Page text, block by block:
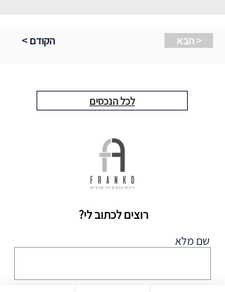
< הקודם הבא >
לכל הנכסים
רוצים לכתוב לי?
שם מלא